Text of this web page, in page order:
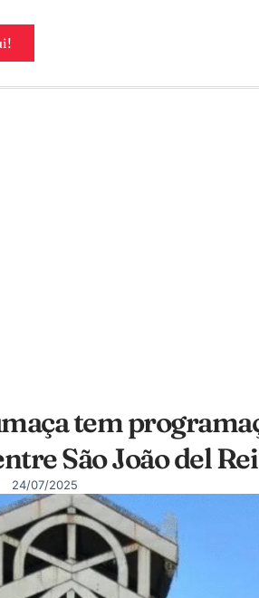
tem
São João del
24/07/2025